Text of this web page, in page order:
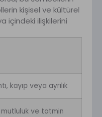
kişisel ve kültürel
içindeki ilişkilerini
kayıp veya ayrılık
ve tatmin